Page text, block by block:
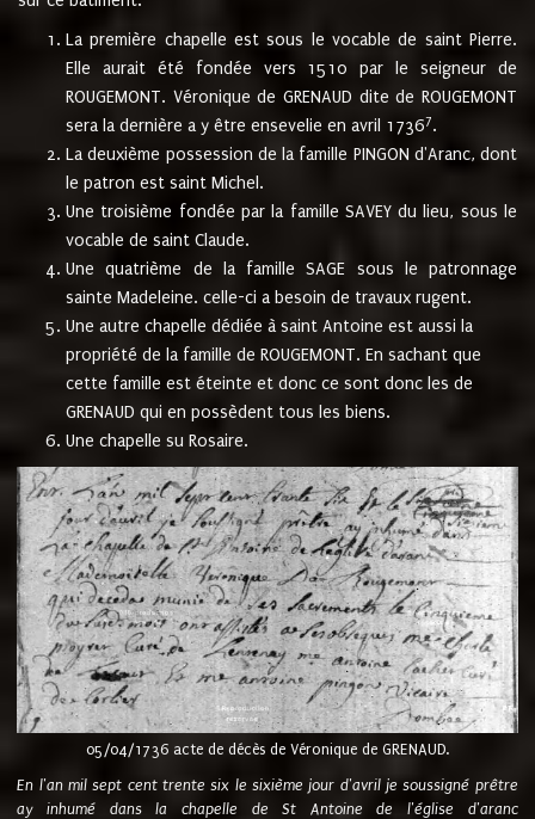
La première chapelle est sous le vocable de saint Pierre.
Elle aurait été fondée vers 1510 par le seigneur de
ROUGEMONT. Véronique de GRENAUD dite de ROUGEMONT
sera la dernière a y être ensevelie en avril 17367.
La deuxième possession de la famille PINGON d'Aranc, dont
le patron est saint Michel.
Une troisième fondée par la famille SAVEY du lieu, sous le
vocable de saint Claude.
Une quatrième de la famille SAGE sous le patronnage
sainte Madeleine. celle-ci a besoin de travaux rugent.
Une autre chapelle dédiée à saint Antoine est aussi la
propriété de la famille de ROUGEMONT. En sachant que
cette famille est éteinte et donc ce sont donc les de
GRENAUD qui en possèdent tous les biens.
Une chapelle su Rosaire.
05/04/1736 acte de décès de Véronique de GRENAUD.
En l'an mil sept cent trente six le sixième jour d'avril je soussigné prêtre
ay inhumé dans la chapelle de St Antoine de l'église d'aranc